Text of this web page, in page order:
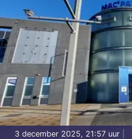
3 december 2025, 21:57 uur